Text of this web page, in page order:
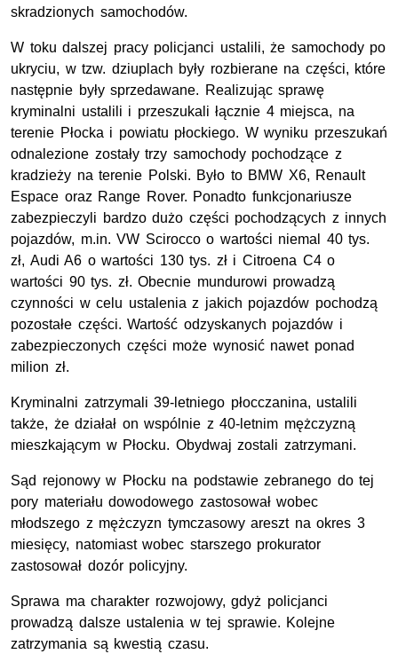
skradzionych samochodów.
W toku dalszej pracy policjanci ustalili, że samochody po
ukryciu, w tzw. dziuplach były rozbierane na części, które
następnie były sprzedawane. Realizując sprawę
kryminalni ustalili i przeszukali łącznie 4 miejsca, na
terenie Płocka i powiatu płockiego. W wyniku przeszukań
odnalezione zostały trzy samochody pochodzące z
kradzieży na terenie Polski. Było to BMW X6, Renault
Espace oraz Range Rover. Ponadto funkcjonariusze
zabezpieczyli bardzo dużo części pochodzących z innych
pojazdów, m.in. VW Scirocco o wartości niemal 40 tys.
zł, Audi A6 o wartości 130 tys. zł i Citroena C4 o
wartości 90 tys. zł. Obecnie mundurowi prowadzą
czynności w celu ustalenia z jakich pojazdów pochodzą
pozostałe części. Wartość odzyskanych pojazdów i
zabezpieczonych części może wynosić nawet ponad
milion zł.
Kryminalni zatrzymali 39-letniego płocczanina, ustalili
także, że działał on wspólnie z 40-letnim mężczyzną
mieszkającym w Płocku. Obydwaj zostali zatrzymani.
Sąd rejonowy w Płocku na podstawie zebranego do tej
pory materiału dowodowego zastosował wobec
młodszego z mężczyzn tymczasowy areszt na okres 3
miesięcy, natomiast wobec starszego prokurator
zastosował dozór policyjny.
Sprawa ma charakter rozwojowy, gdyż policjanci
prowadzą dalsze ustalenia w tej sprawie. Kolejne
zatrzymania są kwestią czasu.